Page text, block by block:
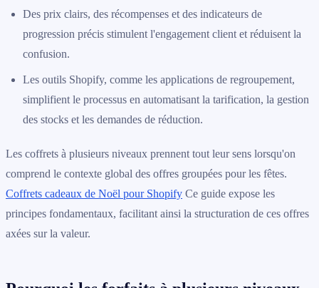
Des prix clairs, des récompenses et des indicateurs de
progression précis stimulent l'engagement client et réduisent la
confusion.
Les outils Shopify, comme les applications de regroupement,
simplifient le processus en automatisant la tarification, la gestion
des stocks et les demandes de réduction.
Les coffrets à plusieurs niveaux prennent tout leur sens lorsqu'on
comprend le contexte global des offres groupées pour les fêtes.
Coffrets cadeaux de Noël pour Shopify Ce guide expose les
principes fondamentaux, facilitant ainsi la structuration de ces offres
axées sur la valeur.